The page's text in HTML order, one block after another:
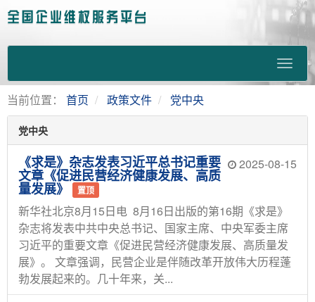
当前位置： 首页 政策文件 党中央
党中央
2025-08-15
《求是》杂志发表习近平总书记重要
文章《促进民营经济健康发展、高质
量发展》 置顶
新华社北京8月15日电 8月16日出版的第16期《求是》
杂志将发表中共中央总书记、国家主席、中央军委主席
习近平的重要文章《促进民营经济健康发展、高质量发
展》。 文章强调，民营企业是伴随改革开放伟大历程蓬
勃发展起来的。几十年来，关...